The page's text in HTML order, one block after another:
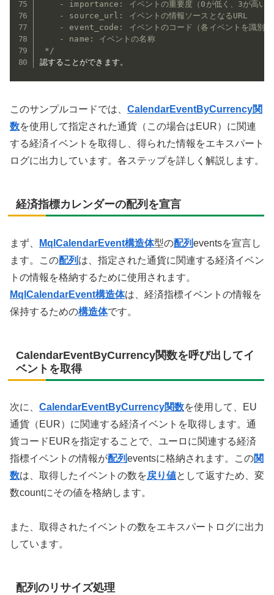
- importance: イベントの重要度（0が低く、3が高い
    - source_url: イベントの情報ソースとなるURL
- event_code: イベントのコード（各イベントを識別す
    - name: イベントの名称
*/
認することができます。
このサンプルコードでは、 CalendarEventByCurrency関
数を使用して指定された通貨（この場合はEUR）に関連
する経済イベントを取得し、得られた情報をエキスパート
ログに出力しています。各ステップを詳しく解説します。
経済指標カレンダーの配列を宣言
まず、 MqlCalendarEvent構造体型の配列eventsを宣言し
ます。この配列 は、指定された通貨に関連する経済イベン
トの情報を格納するために使用されます。
MqlCalendarEvent構造体は、経済指標イベントの情報を
保持するための構造体です。
CalendarEventByCurrency関数を呼び出してイ
ベントを取得
次に、 CalendarEventByCurrency関数を使用して、EU
通貨（EUR）に関連する経済イベントを取得します。通
貨コードEURを指定することで、ユーロに関連する経済
指標イベントの情報が配列eventsに格納されます。この関
数は、取得したイベントの数を戻り値として返すため、変
数countにその値を格納します。
また、取得されたイベントの数をエキスパートログに出力
しています。
配列のリサイズ処理